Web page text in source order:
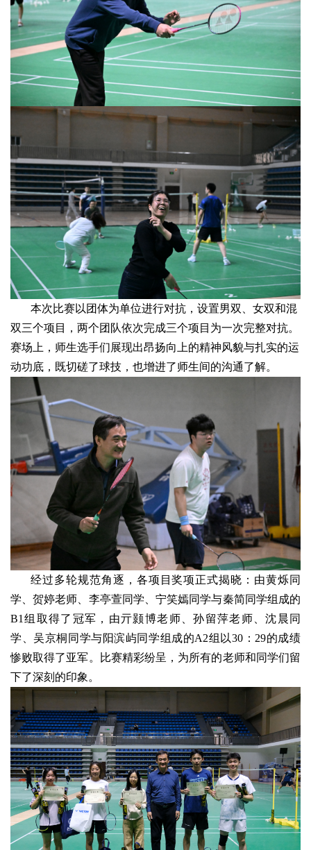
本次比赛以团体为单位进行对抗，设置男双、女双和混
双三个项目，两个团队依次完成三个项目为一次完整对抗。
赛场上，师生选手们展现出昂扬向上的精神风貌与扎实的运
动功底，既切磋了球技，也增进了师生间的沟通了解。
经过多轮规范角逐，各项目奖项正式揭晓：由黄烁同
学、贺婷老师、李亭萱同学、宁笑嫣同学与秦简同学组成的
B1组取得了冠军，由亓颢博老师、孙留萍老师、沈晨同
学、吴京桐同学与阳滨屿同学组成的A2组以30：29的成绩
惨败取得了亚军。比赛精彩纷呈，为所有的老师和同学们留
下了深刻的印象。